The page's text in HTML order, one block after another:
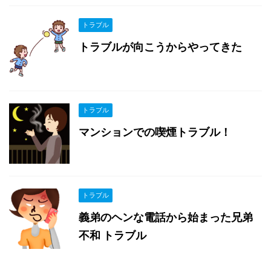
トラブル
トラブルが向こうからやってきた
トラブル
マンションでの喫煙トラブル！
トラブル
義弟のヘンな電話から始まった兄弟
不和 トラブル